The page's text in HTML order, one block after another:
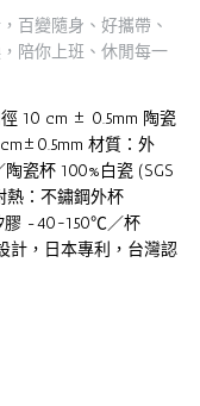
百變隨身、好攜帶、
陪你上班、休閒每一
10 cm ± 0.5mm 陶瓷
材質：外
瓷杯 100%白瓷 (SGS
熱：不鏽鋼外杯
-40~150℃／杯
，日本專利，台灣認